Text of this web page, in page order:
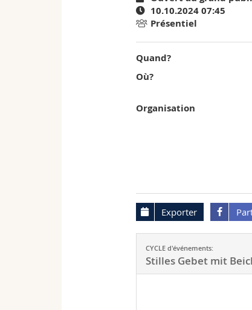
l'University
10.10.2024 07:45
Présentiel
Quand?
Où?
Organisation
Exporter
CYCLE d'événements:
Stilles Gebet mit